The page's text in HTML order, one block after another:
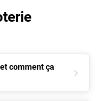
comment ça